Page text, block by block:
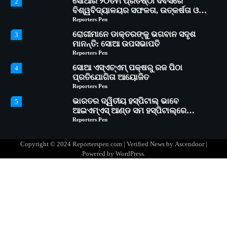
ବିଶ୍ୱବିଦ୍ୟାଳୟର ସଫଳତା, ଉତ୍କର୍ଷତା ଓ
ଅଗ୍ରଗତିର ସ୍ମୃତିଚାରଣ
Reporters Pen
3
ରୋଗୀମାନେ ଡାକ୍ତରଙ୍କୁ ଭଗବାନ ସଦୃଶ
ମାନନ୍ତି: ସୋଆ ଉପସଭାପତି
Reporters Pen
4
ସୋଆ ଏସ୍‌ଏଚ୍‌ଏମ୍ ପକ୍ଷରୁ ରଜ ପିଠା
ପ୍ରତିଯୋଗିତା ଆୟୋଜିତ
Reporters Pen
5
ଭାରତର ଦ୍ୱିତୀୟ ହସ୍ପିଟାଲ୍ ଭାବେ
ଆଇଏମ୍‌ଏସ୍ ଆଣ୍ଡ ସମ ହସ୍ପିଟାଲ୍‌ରେ
ଅତ୍ୟାଧୁନିକ ଡିଜିସ୍କାନର ସ୍ଥାପନ
Reporters Pen
୧୧ଟି ଗ୍ରାମରେ ୧୬ଟି କୃଷକ ପ୍ରଶିକ୍ଷଣ
କାର୍ଯ୍ୟକ୍ରମ ଆୟୋଜିତ
Reporters Pen
Copyright © 2024 Reporterspen.com | Verified News by Ascendoor|
Powered by WordPress.